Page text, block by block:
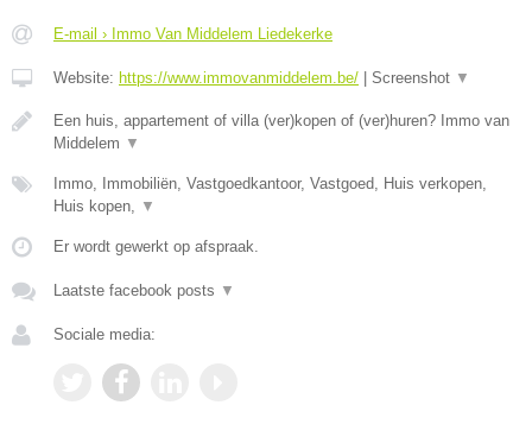
E-mail › Immo Van Middelem Liedekerke
Website: https://www.immovanmiddelem.be/ Screenshot ▼
Een huis, appartement of villa (ver)kopen of (ver)huren? Immo van
Middelem ▼
Immo, Immobiliën, Vastgoedkantoor, Vastgoed, Huis verkopen,
Huis kopen,
▼
Er wordt gewerkt op afspraak.
Laatste facebook posts ▼
Sociale media: